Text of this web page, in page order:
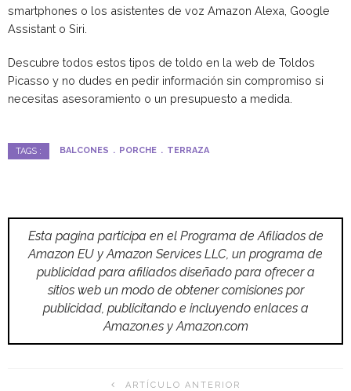
smartphones o los asistentes de voz Amazon Alexa, Google
Assistant o Siri.
Descubre todos estos tipos de toldo en la web de Toldos
Picasso y no dudes en pedir información sin compromiso si
necesitas asesoramiento o un presupuesto a medida.
TAGS : BALCONES PORCHE TERRAZA
Esta pagina participa en el Programa de Afiliados de
Amazon EU y Amazon Services LLC, un programa de
publicidad para afiliados diseñado para ofrecer a
sitios web un modo de obtener comisiones por
publicidad, publicitando e incluyendo enlaces a
Amazon.es y Amazon.com
ARTÍCULO ANTERIOR